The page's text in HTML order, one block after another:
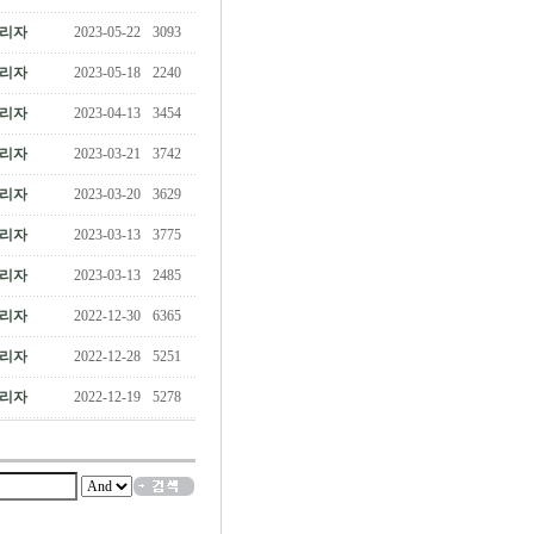
자 2023-05-22 3093
자 2023-05-18 2240
자 2023-04-13 3454
자 2023-03-21 3742
자 2023-03-20 3629
자 2023-03-13 3775
자 2023-03-13 2485
자 2022-12-30 6365
자 2022-12-28 5251
자 2022-12-19 5278